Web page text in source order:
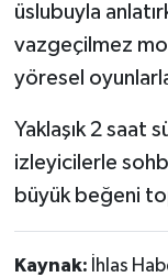
üslubuyla
vazgeçilmez
yöresel
Yaklaşık 2 saat
izleyicilerle
büyük beğeni
Kaynak: İhlas